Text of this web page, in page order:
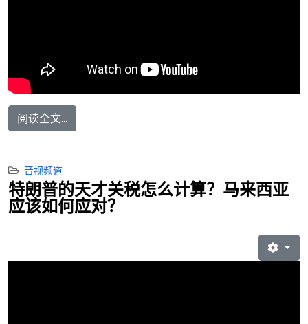
阅读全文...
音视频道
特朗普的天才关税怎么计算？马来西亚
应该如何应对？